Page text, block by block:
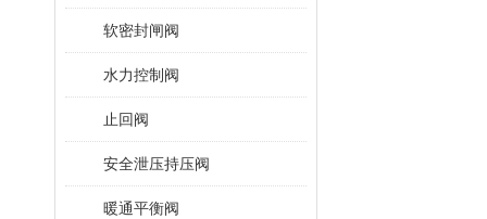
软密封闸阀
水力控制阀
止回阀
安全泄压持压阀
暖通平衡阀